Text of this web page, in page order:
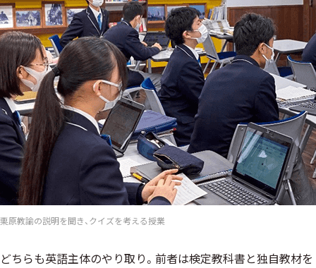
栗原教諭の説明を聞き、クイズを考える授業
どちらも英語主体のやり取り。前者は検定教科書と独自教材を